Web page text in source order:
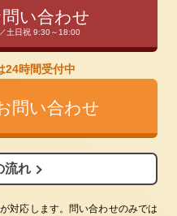
い合わせ
土日祝 9:30～18:00
24時間受付中
問い合わせ
流れ
対応します。問い合わせのみでは